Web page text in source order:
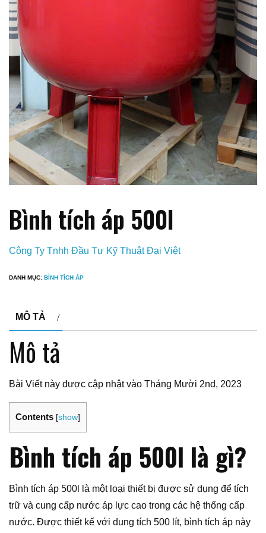
Bình tích áp 500l
Công Ty Tnhh Đầu Tư Kỹ Thuật Đại Việt
DANH MỤC: BÌNH TÍCH ÁP
MÔ TẢ
Mô tả
Bài Viết này được cập nhật vào Tháng Mười 2nd, 2023
Contents [show]
Bình tích áp 500l là gì?
Bình tích áp 500l là một loại thiết bị được sử dụng để tích
trữ và cung cấp nước áp lực cao trong các hệ thống cấp
nước. Được thiết kế với dung tích 500 lít, bình tích áp này